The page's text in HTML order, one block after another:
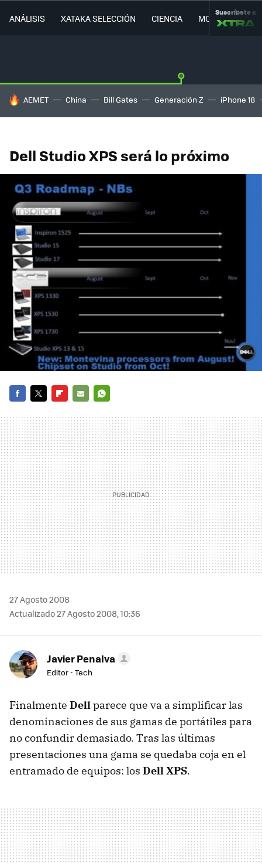
ANÁLISIS XATAKA SELECCIÓN CIENCIA MOVILIDAD
Suscríbete a
HOY SE HABLA DE
AEMET China Bill Gates Generación Z iPhone 18
Dell Studio XPS será lo próximo
MAIL
27 Agosto 2008
Actualizado 27 Agosto 2008, 10:36
Javier Penalva
Editor - Tech
Finalmente Dell parece que va a simplificar las
denominaciones de sus gamas de portátiles para
no confundir demasiado. Tras las últimas
presentaciones una gama se quedaba coja en el
entramado de equipos: los Dell XPS.